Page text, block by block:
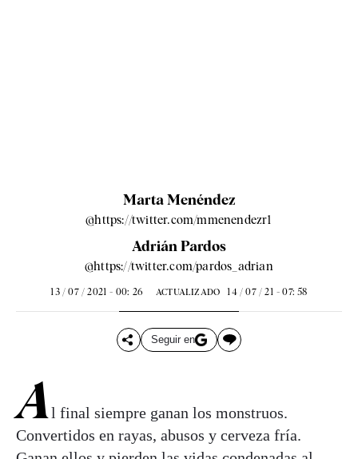
Marta Menéndez
@https://twitter.com/mmenendezr1
Adrián Pardos
@https://twitter.com/pardos_adrian
13 / 07 / 2021 - 00: 26 ACTUALIZADO 14 / 07 / 21 - 07: 58
Seguir en
Al final siempre ganan los monstruos.
Convertidos en rayas, abusos y cerveza fría.